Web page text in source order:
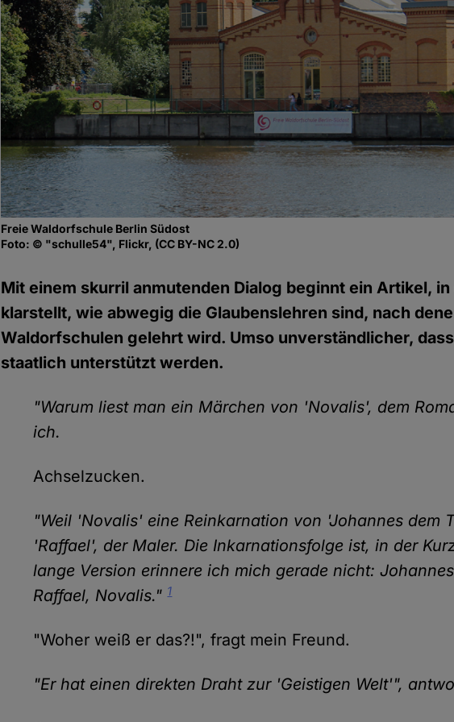
Freie Waldorfschule Berlin Südost
Foto: © "schulle54", Flickr, (CC BY-NC 2.0)
Mit einem skurril anmutenden Dialog beginnt ein Artikel,
klarstellt, wie abwegig die Glaubenslehren sind, nach
Waldorfschulen gelehrt wird. Umso unverständlicher,
staatlich unterstützt werden.
"Warum liest man ein Märchen von 'Novalis', dem
ich.
Achselzucken.
"Weil 'Novalis' eine Reinkarnation von 'Johannes dem
'Raffael', der Maler. Die Inkarnationsfolge ist, in der
lange Version erinnere ich mich gerade nicht:
Raffael, Novalis."1
"Woher weiß er das?!", fragt mein Freund.
"Er hat einen direkten Draht zur 'Geistigen Welt'",